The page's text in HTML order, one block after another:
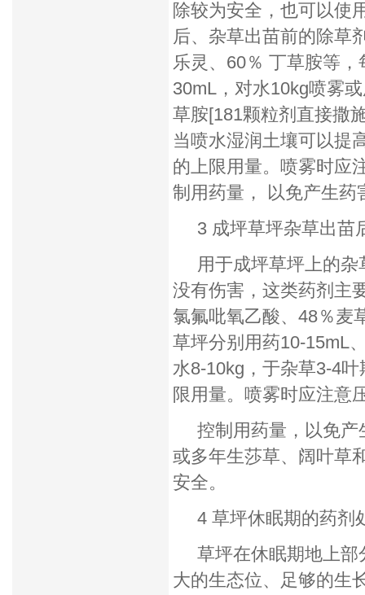
除较为安全，也可以使
后、杂草出苗前的除草
乐灵、60％ 丁草胺等
30mL，对水10kg喷雾
草胺[181颗粒剂直接撒
当喷水湿润土壤可以提
的上限用量。喷雾时应
制用药量， 以免产生药
3 成坪草坪杂草出苗
用于成坪草坪上的杂
没有伤害，这类药剂主
氯氟吡氧乙酸、48％麦
草坪分别用药10-15mL
水8-10kg，于杂草3-4
限用量。喷雾时应注意
控制用药量，以免产
或多年生莎草、阔叶草
安全。
4 草坪休眠期的药剂
草坪在休眠期地上部
大的生态位、足够的生